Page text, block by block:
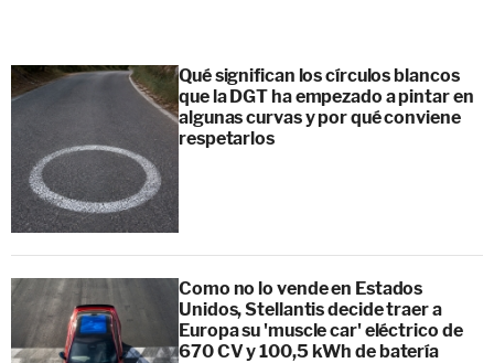
Qué significan los círculos blancos
que la DGT ha empezado a pintar en
algunas curvas y por qué conviene
respetarlos
Como no lo vende en Estados
Unidos, Stellantis decide traer a
Europa su 'muscle car' eléctrico de
670 CV y 100,5 kWh de batería